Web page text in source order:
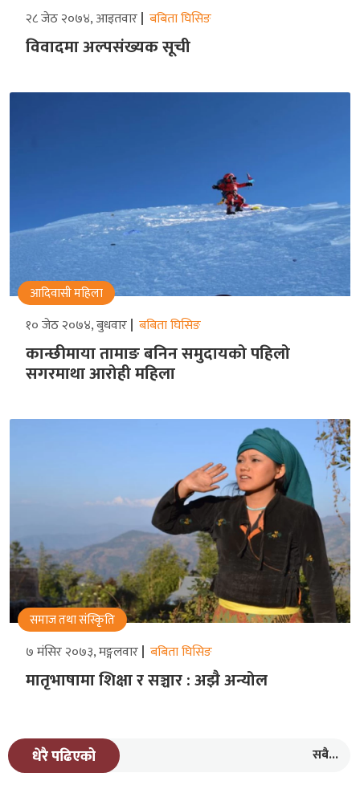
२८ जेठ २०७४, आइतवार बबिता घिसिङ
विवादमा अल्पसंख्यक सूची
आदिवासी महिला
१० जेठ २०७४, बुधवार बबिता घिसिङ
कान्छीमाया तामाङ बनिन समुदायको पहिलो
सगरमाथा आरोही महिला
समाज तथा संस्किृति
७ मंसिर २०७३, मङ्गलवार बबिता घिसिङ
मातृभाषामा शिक्षा र सञ्चार : अझै अन्योल
धेरै पढिएको सबै...